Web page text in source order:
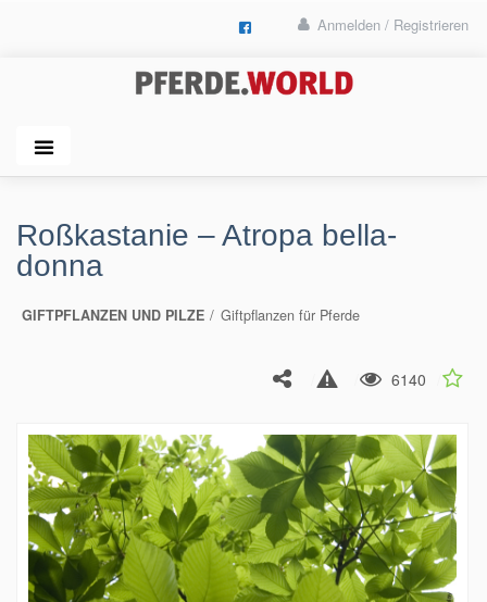
Anmelden / Registrieren
Roßkastanie – Atropa bella-
donna
GIFTPFLANZEN UND PILZE Giftpflanzen für Pferde
6140